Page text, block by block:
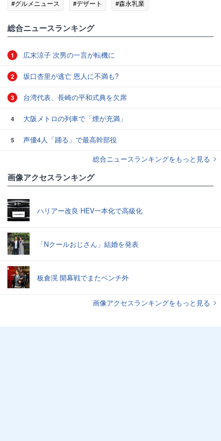
#グルメニュース #デザート #森永乳業
総合ニュースランキング
1 広末涼子 次男の一言が転機に
2 坂口杏里が逃亡 恩人に不満も?
3 台湾代表、長崎の平和式典を欠席
4 大阪メトロの列車で「煙が充満」
5
声優4人「踊る」で最高幹部役
総合ニュースランキングをもっと見る
画像アクセスランキング
ハリアー改良 HEV一本化で高級化
「Nクールおじさん」結婚を発表
板倉滉 開幕戦でまたベンチ外
画像アクセスランキングをもっと見る